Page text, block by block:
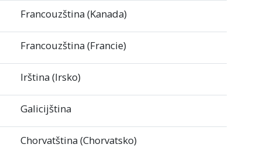
Francouzština (Kanada)
Francouzština (Francie)
Irština (Irsko)
Galicijština
Chorvatština (Chorvatsko)